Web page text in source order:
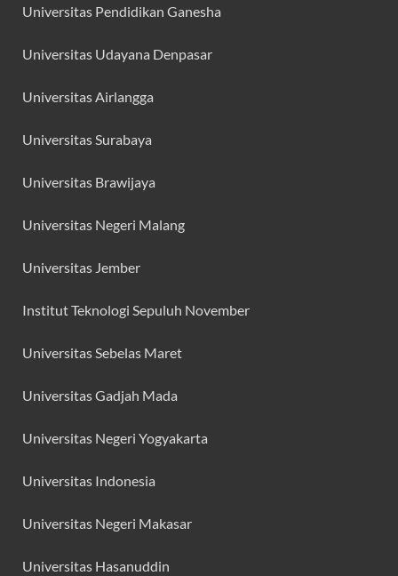
Universitas Pendidikan Ganesha
Universitas Udayana Denpasar
Universitas Airlangga
Universitas Surabaya
Universitas Brawijaya
Universitas Negeri Malang
Universitas Jember
Institut Teknologi Sepuluh November
Universitas Sebelas Maret
Universitas Gadjah Mada
Universitas Negeri Yogyakarta
Universitas Indonesia
Universitas Negeri Makasar
Universitas Hasanuddin